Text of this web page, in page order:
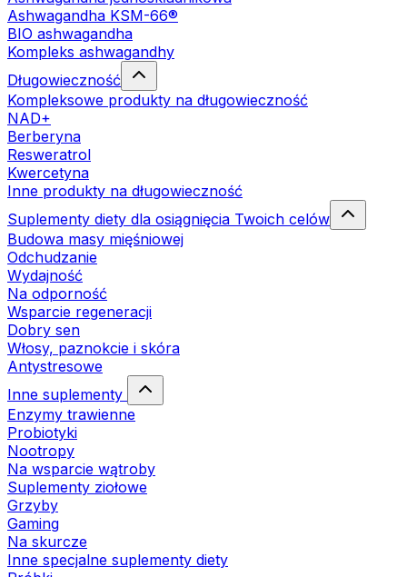
Ashwagandha KSM-66®
BIO ashwagandha
Kompleks ashwagandhy
Długowieczność
Kompleksowe produkty na długowieczność
NAD+
Berberyna
Resweratrol
Kwercetyna
Inne produkty na długowieczność
Suplementy diety dla osiągnięcia Twoich celów
Budowa masy mięśniowej
Odchudzanie
Wydajność
Na odporność
Wsparcie regeneracji
Dobry sen
Włosy, paznokcie i skóra
Antystresowe
Inne suplementy
Enzymy trawienne
Probiotyki
Nootropy
Na wsparcie wątroby
Suplementy ziołowe
Grzyby
Gaming
Na skurcze
Inne specjalne suplementy diety